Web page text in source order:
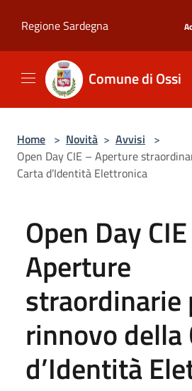
Regione Sardegna
Comune di Ossi
Home > Novità > Avvisi >
Open Day CIE – Aperture
Carta d’Identità Elettronica
Open Day
Aperture
straordinarie
rinnovo della
d’Identità